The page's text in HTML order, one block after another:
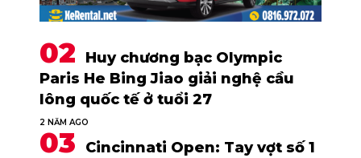
Huy chương bạc Olympic
Paris He Bing Jiao giải nghệ cầu
lông quốc tế ở tuổi 27
2 NĂM AGO
Cincinnati Open: Tay vợt số 1